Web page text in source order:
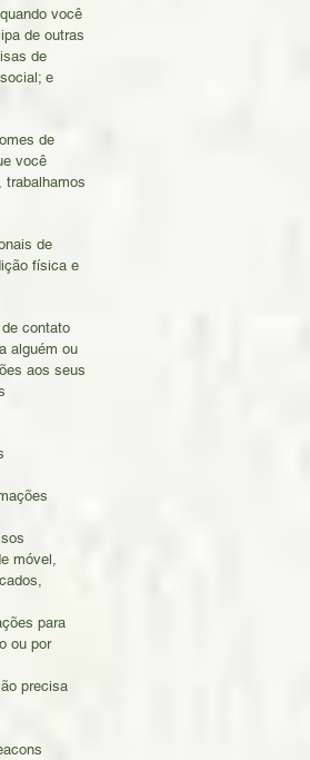
você
de outras
de
e
de
você
trabalhamos
de
física e
contato
alguém ou
aos seus
móvel,
para
ou por
precisa